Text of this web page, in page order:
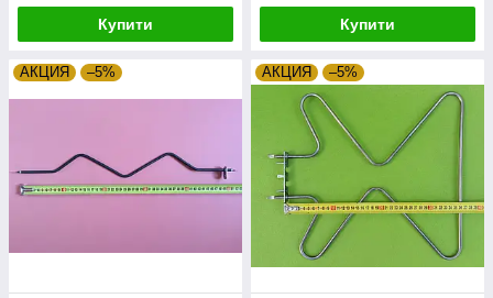
Купити Купити
АКЦИЯ –5% АКЦИЯ –5%